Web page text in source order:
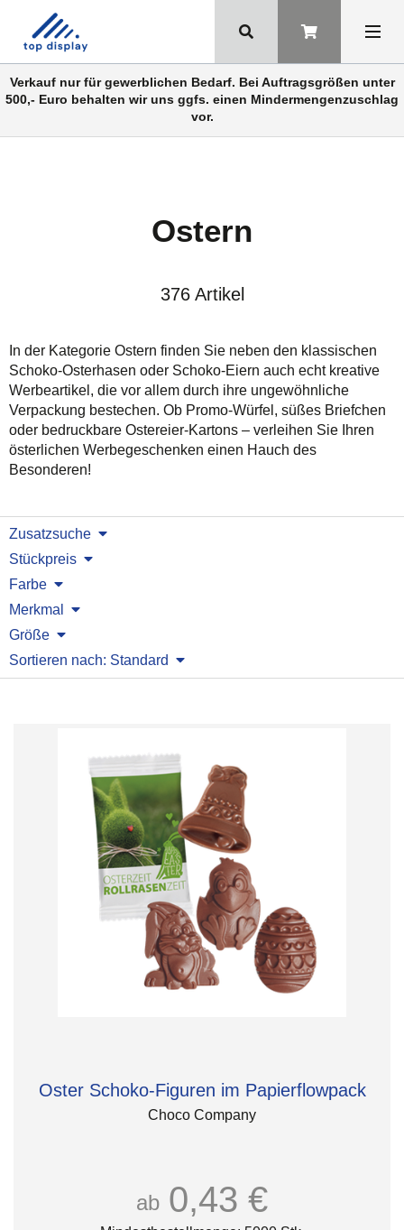
Verkauf nur für gewerblichen Bedarf. Bei Auftragsgrößen unter
500,- Euro behalten wir uns ggfs. einen Mindermengenzuschlag
vor.
Ostern
376 Artikel
In der Kategorie Ostern finden Sie neben den klassischen
Schoko-Osterhasen oder Schoko-Eiern auch echt kreative
Werbeartikel, die vor allem durch ihre ungewöhnliche
Verpackung bestechen. Ob Promo-Würfel, süßes Briefchen
oder bedruckbare Ostereier-Kartons – verleihen Sie Ihren
österlichen Werbegeschenken einen Hauch des
Besonderen!
Zusatzsuche
Stückpreis
Farbe
Merkmal
Größe
Sortieren nach: Standard
Oster Schoko-Figuren im Papierflowpack
Choco Company
ab 0,43 €